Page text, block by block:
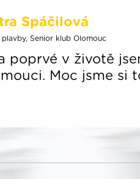
Spáčilová
plavby, Senior klub Olomouc
poprvé v životě
Moc jsme si